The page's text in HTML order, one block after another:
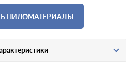
ПИЛОМАТЕРИАЛЫ